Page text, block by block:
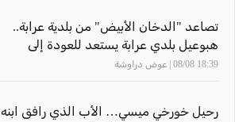
تصاعد "الدخان الأبيض" من بلدية عرابة..
هبوعيل بلدي عرابة يستعد للعودة إلى
الملاعب
18:39 08/08 | عوض دراوشة
رحيل خورخي ميسي… الأب الذي رافق ابنه